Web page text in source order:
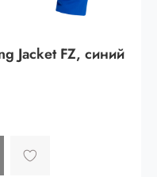
Jacket FZ, синий